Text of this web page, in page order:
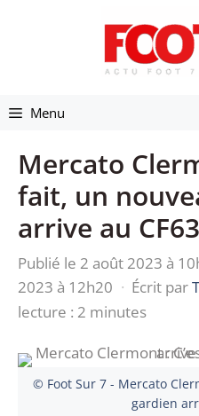
Menu
Mercato
fait, un
arrive au CF63
Publié le 2 août 2023 à
2023 à 12h20 · Écrit par
lecture : 2 minutes
© Foot Sur 7 - Mercato
gardien